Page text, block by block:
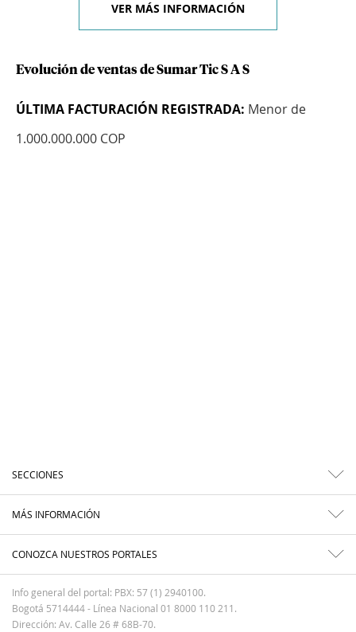
VER MÁS INFORMACIÓN
Evolución de ventas de Sumar Tic S A S
ÚLTIMA FACTURACIÓN REGISTRADA: Menor de
1.000.000.000 COP
SECCIONES
MÁS INFORMACIÓN
CONOZCA NUESTROS PORTALES
Info general del portal: PBX: 57 (1) 2940100.
Bogotá 5714444 - Línea Nacional 01 8000 110 211.
Dirección: Av. Calle 26 # 68B-70.